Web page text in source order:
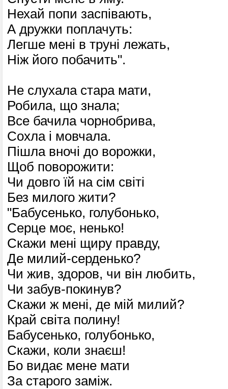
Нехай попи заспівають,
А дружки поплачуть:
Легше мені в труні лежать,
Ніж його побачить".
Не слухала стара мати,
Робила, що знала;
Все бачила чорнобрива,
Сохла і мовчала.
Пішла вночі до ворожки,
Щоб поворожити:
Чи довго їй на сім світі
Без милого жити?
"Бабусенько, голубонько,
Серце моє, ненько!
Скажи мені щиру правду,
Де милий-серденько?
Чи жив, здоров, чи він любить,
Чи забув-покинув?
Скажи ж мені, де мій милий?
Край світа полину!
Бабусенько, голубонько,
Скажи, коли знаєш!
Бо видає мене мати
За старого заміж.